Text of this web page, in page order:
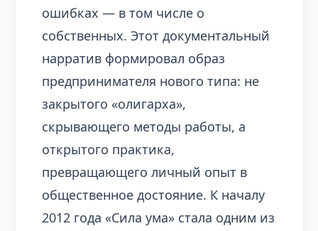
ошибках — в том числе о
собственных. Этот документальный
нарратив формировал образ
предпринимателя нового типа: не
закрытого «олигарха»,
скрывающего методы работы, а
открытого практика,
превращающего личный опыт в
общественное достояние. К началу
2012 года «Сила ума» стала одним из